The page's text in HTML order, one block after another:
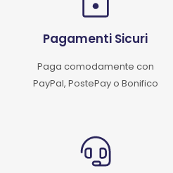
Pagamenti Sicuri
Paga comodamente con
PayPal, PostePay o Bonifico